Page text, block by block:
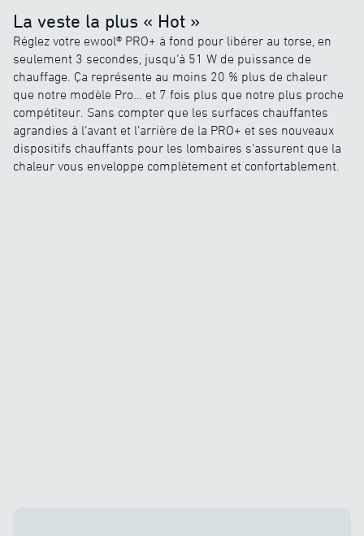
La veste la plus « Hot »
Réglez votre ewool® PRO+ à fond pour libérer au torse, en
seulement 3 secondes, jusqu’à 51 W de puissance de
chauffage. Ça représente au moins 20 % plus de chaleur
que notre modèle Pro… et 7 fois plus que notre plus proche
compétiteur. Sans compter que les surfaces chauffantes
agrandies à l’avant et l’arrière de la PRO+ et ses nouveaux
dispositifs chauffants pour les lombaires s’assurent que la
chaleur vous enveloppe complètement et confortablement.